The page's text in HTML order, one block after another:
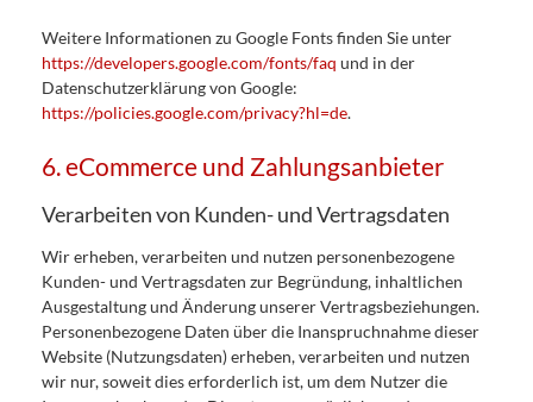
Weitere Informationen zu Google Fonts finden Sie unter
https://developers.google.com/fonts/faq und in der
Datenschutzerklärung von Google:
https://policies.google.com/privacy?hl=de.
6. eCommerce und Zahlungs­anbieter
Verarbeiten von Kunden- und Vertragsdaten
Wir erheben, verarbeiten und nutzen personenbezogene
Kunden- und Vertragsdaten zur Begründung, inhaltlichen
Ausgestaltung und Änderung unserer Vertragsbeziehungen.
Personenbezogene Daten über die Inanspruchnahme dieser
Website (Nutzungsdaten) erheben, verarbeiten und nutzen
wir nur, soweit dies erforderlich ist, um dem Nutzer die